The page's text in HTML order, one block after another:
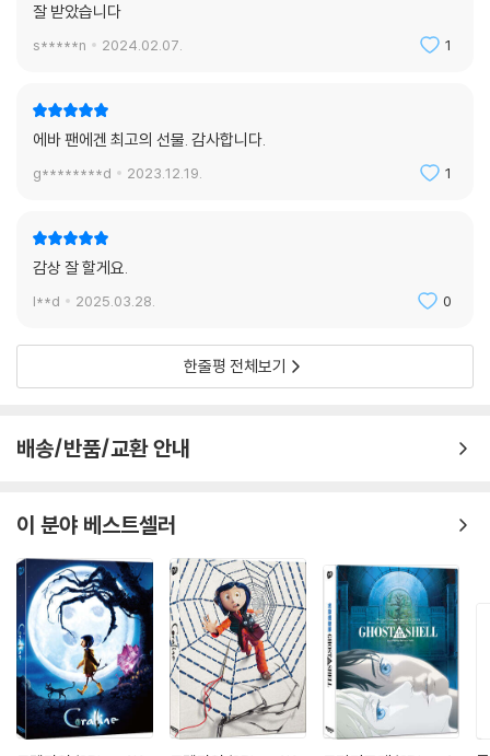
잘 받았습니다
s*****n 2024.02.07. 1
에바 팬에겐 최고의 선물. 감사합니다.
g********d 2023.12.19. 1
감상 잘 할게요.
l**d 2025.03.28. 0
한줄평 전체보기
배송/반품/교환 안내
이 분야 베스트셀러